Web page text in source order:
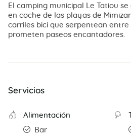
El camping municipal Le Tatiou
en coche de las playas de
carriles bici que serpentean
prometen paseos encantadores.
Servicios
Alimentación
Bar